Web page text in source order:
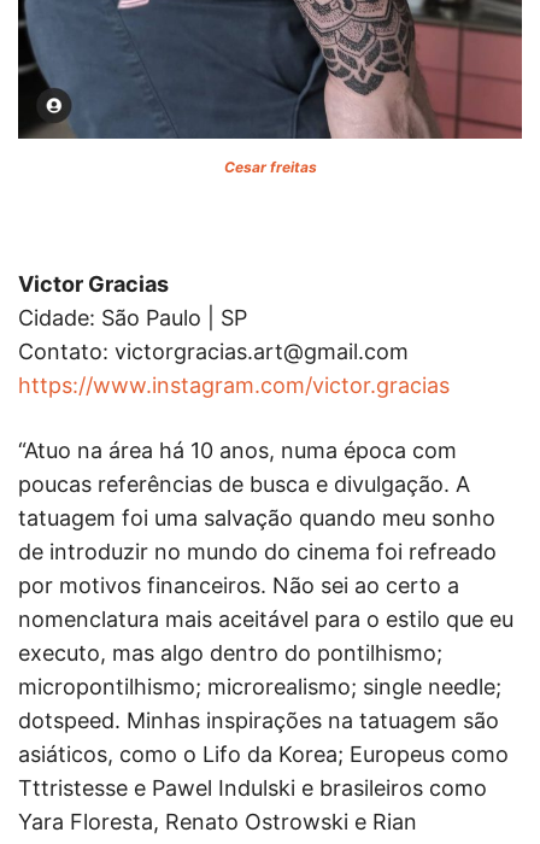
Cesar freitas
Victor Gracias
Cidade: São Paulo | SP
Contato: victorgracias.art@gmail.com
https://www.instagram.com/victor.gracias
“Atuo na área há 10 anos, numa época com
poucas referências de busca e divulgação. A
tatuagem foi uma salvação quando meu sonho
de introduzir no mundo do cinema foi refreado
por motivos financeiros. Não sei ao certo a
nomenclatura mais aceitável para o estilo que eu
executo, mas algo dentro do pontilhismo;
micropontilhismo; microrealismo; single needle;
dotspeed. Minhas inspirações na tatuagem são
asiáticos, como o Lifo da Korea; Europeus como
Tttristesse e Pawel Indulski e brasileiros como
Yara Floresta, Renato Ostrowski e Rian